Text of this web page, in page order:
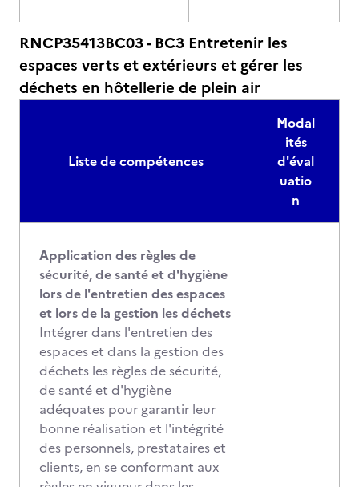
RNCP35413BC03 - BC3 Entretenir les
espaces verts et extérieurs et gérer les
déchets en hôtellerie de plein air
Liste de compétences
Modal
ités
d'éval
uatio
n
Application des règles de
sécurité, de santé et d'hygiène
lors de l'entretien des espaces
et lors de la gestion les déchets
Intégrer dans l'entretien des
espaces et dans la gestion des
déchets les règles de sécurité,
de santé et d'hygiène
adéquates pour garantir leur
bonne réalisation et l'intégrité
des personnels, prestataires et
clients, en se conformant aux